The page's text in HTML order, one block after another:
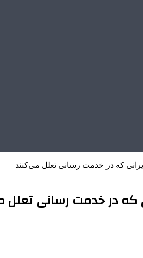
که در خدمت رسانی تعلل می‌کنند
که در خدمت رسانی